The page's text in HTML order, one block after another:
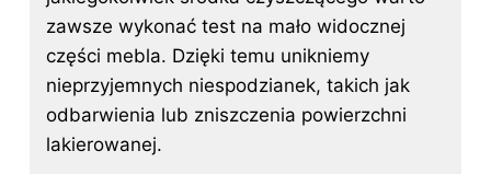
zawsze wykonać test na mało widocznej
części mebla. Dzięki temu unikniemy
nieprzyjemnych niespodzianek, takich jak
odbarwienia lub zniszczenia powierzchni
lakierowanej.